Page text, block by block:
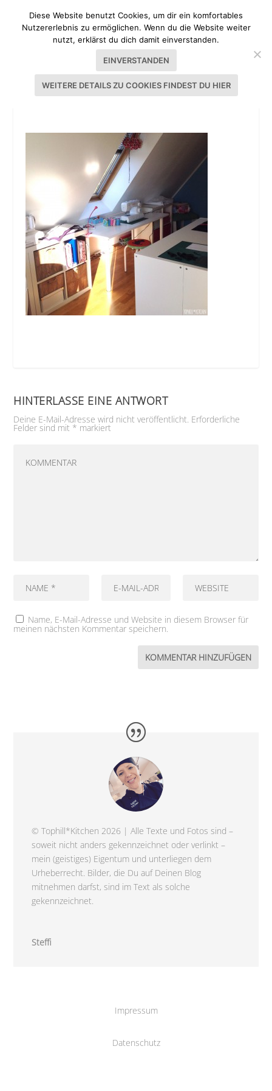
NÄHZIMMER TOPHILL KITCHEN
HINTERLASSE EINE ANTWORT
Deine E-Mail-Adresse wird nicht veröffentlicht. Erforderliche
Felder sind mit * markiert
Name, E-Mail-Adresse und Website in diesem Browser für
meinen nächsten Kommentar speichern.
© Tophill*Kitchen 2026 | Alle Texte und Fotos sind –
soweit nicht anders gekennzeichnet oder verlinkt –
mein (geistiges) Eigentum und unterliegen dem
Urheberrecht. Bilder, die Du auf Deinen Blog
mitnehmen darfst, sind im Text als solche
gekennzeichnet.
Steffi
Impressum
Datenschutz
Diese Website benutzt Cookies, um dir ein komfortables
Nutzererlebnis zu ermöglichen. Wenn du die Website weiter
nutzt, erklärst du dich damit einverstanden.
EINVERSTANDEN
WEITERE DETAILS ZU COOKIES FINDEST DU HIER